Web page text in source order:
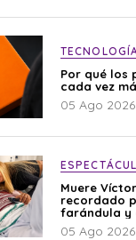
Por qué los
cada vez
05 Ago 2026
Muere
recordado
farándula y
Cherres
05 Ago 2026